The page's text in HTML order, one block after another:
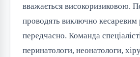
вважається високоризиковою.
проводять виключно кесаревим
передчасно. Команда
перинатологи, неонатологи,